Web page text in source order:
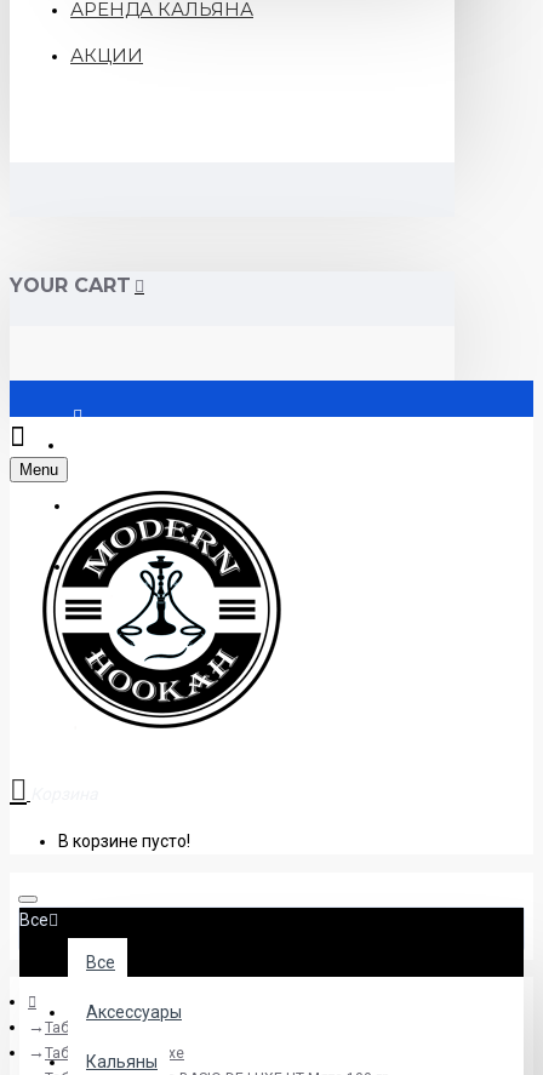
АРЕНДА КАЛЬЯНА
АКЦИИ
YOUR CART
Регистрация
+38 (095) 945 04 33
Menu
В корзине пусто!
Все
Все
Аксессуары
Кальяны
Табак
Табак Basio De Luxe